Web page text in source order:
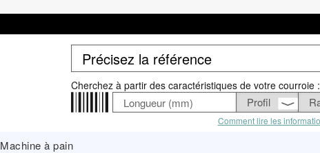
Cherchez à partir des caractéristiques de votre courroie :
Comment lire les
Machine à pain